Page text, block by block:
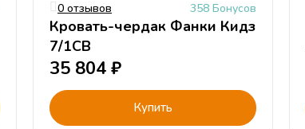
0 отзывов 358 Бонусов
Кровать-чердак Фанки Кидз
7/1СВ
35 804 ₽
Купить